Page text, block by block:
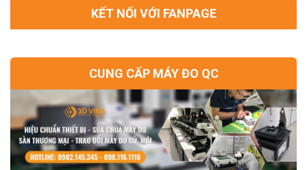
KẾT NỐI VỚI FANPAGE
CUNG CẤP MÁY ĐO QC